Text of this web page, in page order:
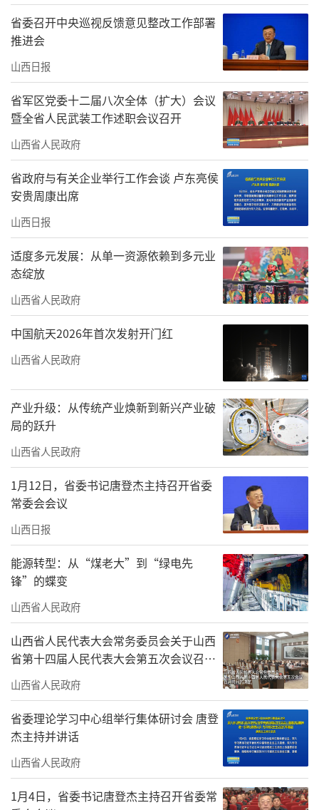
省委召开中央巡视反馈意见整改工作部署
推进会
山西日报
省军区党委十二届八次全体（扩大）会议
暨全省人民武装工作述职会议召开
山西省人民政府
省政府与有关企业举行工作会谈 卢东亮侯
安贵周康出席
山西日报
适度多元发展：从单一资源依赖到多元业
态绽放
山西省人民政府
中国航天2026年首次发射开门红
山西省人民政府
产业升级：从传统产业焕新到新兴产业破
局的跃升
山西省人民政府
1月12日，省委书记唐登杰主持召开省委
常委会会议
山西日报
能源转型：从“煤老大”到“绿电先
锋”的蝶变
山西省人民政府
山西省人民代表大会常务委员会关于山西
省第十四届人民代表大会第五次会议召开
时间的决定
山西省人民政府
省委理论学习中心组举行集体研讨会 唐登
杰主持并讲话
山西省人民政府
1月4日，省委书记唐登杰主持召开省委常